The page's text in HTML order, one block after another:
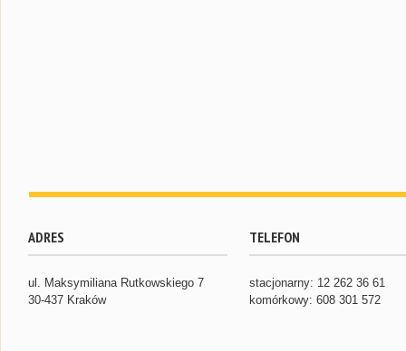
ADRES
ul. Maksymiliana Rutkowskiego 7
30-437 Kraków
TELEFON
stacjonarny: 12 262 36 61
komórkowy: 608 301 572